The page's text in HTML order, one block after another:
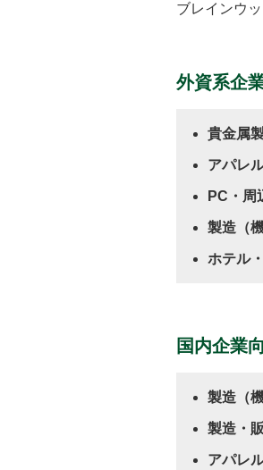
ブレインウ
外資系企
貴金属
アパレ
PC・周
製造（機
ホテル
国内企業
製造（機
製造・
アパレ